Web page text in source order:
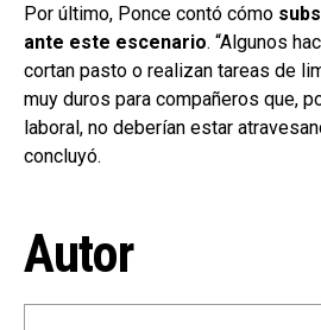
Por último, Ponce contó cómo
ante este escenario. “Algunos
cortan pasto o realizan tareas de
muy duros para compañeros que,
laboral, no deberían estar
concluyó.
Autor